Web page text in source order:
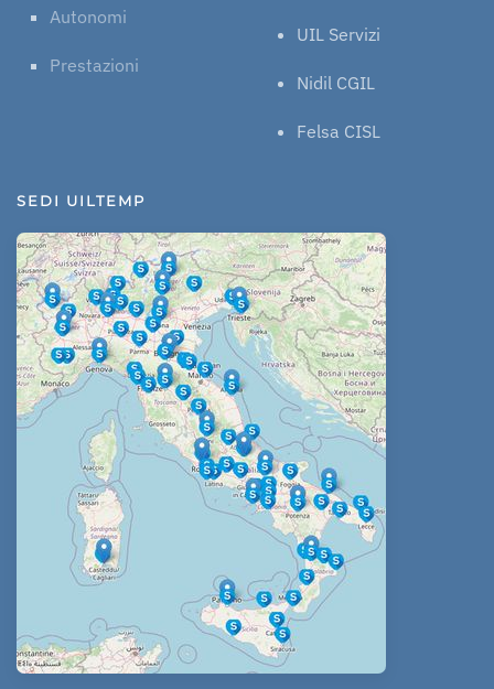
Autonomi
Prestazioni
UIL Servizi
Nidil CGIL
Felsa CISL
SEDI UILTEMP